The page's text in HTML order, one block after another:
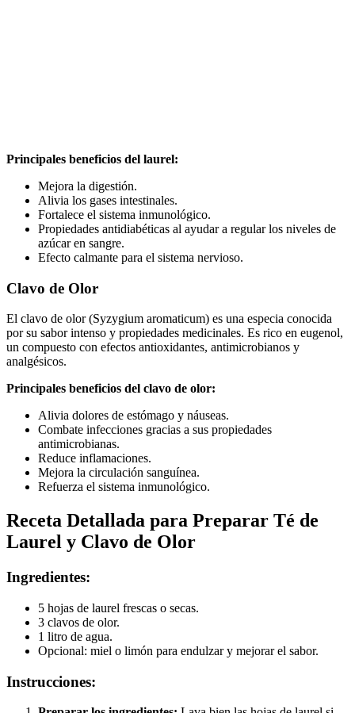
Principales beneficios del laurel:
Mejora la digestión.
Alivia los gases intestinales.
Fortalece el sistema inmunológico.
Propiedades antidiabéticas al ayudar a regular los niveles de
azúcar en sangre.
Efecto calmante para el sistema nervioso.
Clavo de Olor
El clavo de olor (Syzygium aromaticum) es una especia conocida
por su sabor intenso y propiedades medicinales. Es rico en eugenol,
un compuesto con efectos antioxidantes, antimicrobianos y
analgésicos.
Principales beneficios del clavo de olor:
Alivia dolores de estómago y náuseas.
Combate infecciones gracias a sus propiedades
antimicrobianas.
Reduce inflamaciones.
Mejora la circulación sanguínea.
Refuerza el sistema inmunológico.
Receta Detallada para Preparar Té de
Laurel y Clavo de Olor
Ingredientes:
5 hojas de laurel frescas o secas.
3 clavos de olor.
1 litro de agua.
Opcional: miel o limón para endulzar y mejorar el sabor.
Instrucciones: